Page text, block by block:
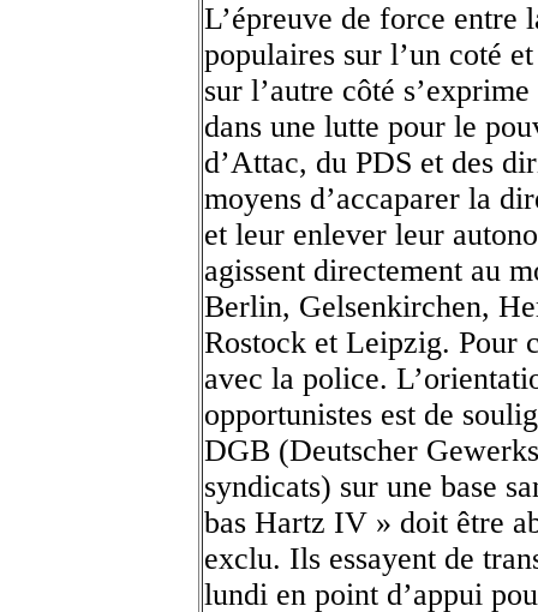
L’épreuve de force entre
populaires sur l’un coté
sur l’autre côté
dans une lutte pour le
d’Attac, du PDS et des
moyens d’accaparer la
et leur enlever leur
agissent directement au
Berlin, Gelsenkirchen,
Rostock et Leipzig. Pour
avec la police.
opportunistes est de
DGB (Deutscher
syndicats) sur une base
bas Hartz IV » doit être
exclu. Ils essayent de
lundi en point d’appui